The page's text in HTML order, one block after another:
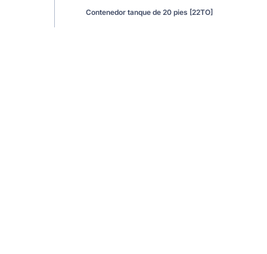
Contenedor tanque de 20 pies [22TO]